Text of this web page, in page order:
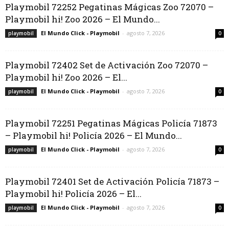
Playmobil 72252 Pegatinas Mágicas Zoo 72070 –
Playmobil hi! Zoo 2026 – El Mundo...
playmobil El Mundo Click - Playmobil - agosto 7, 2026 0
Playmobil 72402 Set de Activación Zoo 72070 –
Playmobil hi! Zoo 2026 – El...
playmobil El Mundo Click - Playmobil - agosto 7, 2026 0
Playmobil 72251 Pegatinas Mágicas Policía 71873
– Playmobil hi! Policía 2026 – El Mundo...
playmobil El Mundo Click - Playmobil - agosto 7, 2026 0
Playmobil 72401 Set de Activación Policía 71873 –
Playmobil hi! Policía 2026 – El...
playmobil El Mundo Click - Playmobil - agosto 7, 2026 0